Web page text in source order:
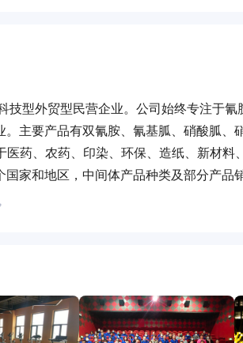
技型外贸型民营企业。公司始终专注于氰
主要产品有双氰胺、氰基胍、硝酸胍、
药、农药、印染、环保、造纸、新材料
家和地区，中间体产品种类及部分产品
级高新技术企业、国家博士后创新工作
。